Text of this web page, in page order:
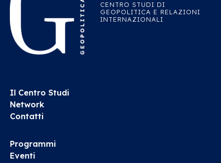
CENTRO STUDI DI
GEOPOLITICA E RELAZIONI
INTERNAZIONALI
Il Centro Studi
Network
Contatti
Programmi
Eventi